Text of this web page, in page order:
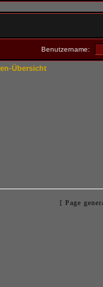
Benutzername:
Übersicht
[ Page